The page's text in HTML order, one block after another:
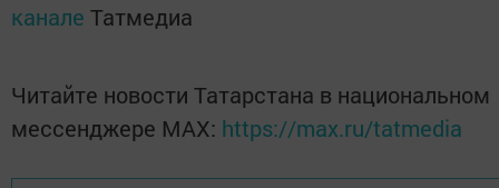
канале Татмедиа
Читайте новости Татарстана в национальном
мессенджере MАХ: https://max.ru/tatmedia